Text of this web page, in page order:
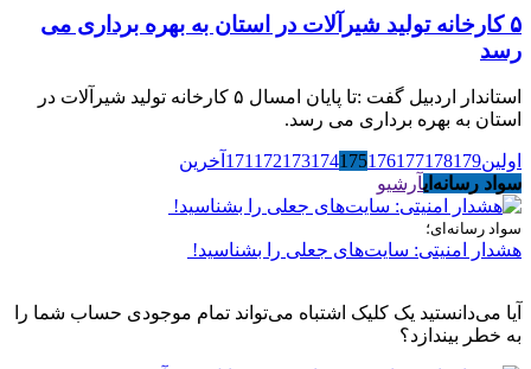
۵ کارخانه تولید شیرآلات در استان به بهره برداری می
رسد
استاندار اردبیل گفت :تا پایان امسال ۵ کارخانه تولید شیرآلات در
استان به بهره برداری می رسد.
اولین 171 172173174175176177178179
آخرین
سواد رسانه‌ایآرشیو
سواد رسانه‌ای؛
هشدار امنیتی: سایت‌های جعلی را بشناسید!
آیا می‌دانستید یک کلیک اشتباه می‌تواند تمام موجودی حساب شما را
به خطر بیندازد؟